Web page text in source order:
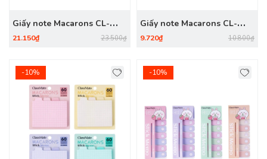
Giấy note Macarons CL-
SN024
21.150₫ 23.500₫
Giấy note Macarons CL-
SN023
9.720₫ 10.800₫
-10% -10%